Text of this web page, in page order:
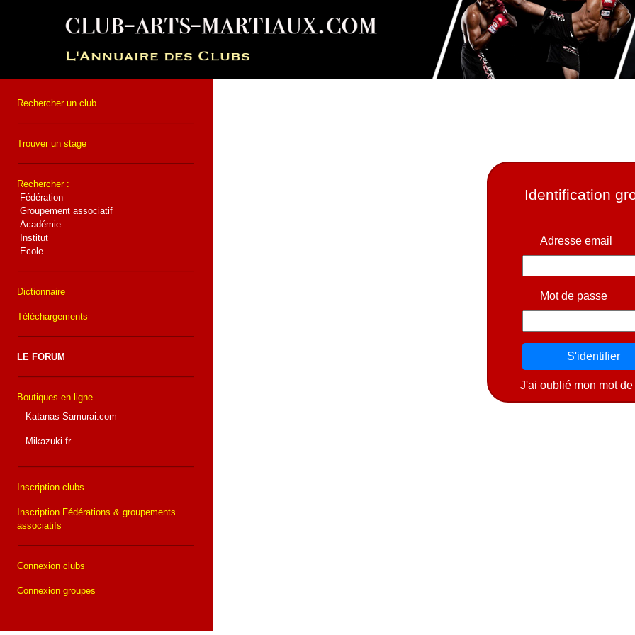
Rechercher un club
Trouver un stage
Rechercher :
Fédération
Groupement associatif
Académie
Institut
Ecole
Dictionnaire
Téléchargements
LE FORUM
Boutiques en ligne
Katanas-Samurai.com
Mikazuki.fr
Inscription clubs
Inscription Fédérations & groupements
associatifs
Connexion clubs
Connexion groupes
Identification
Adresse email
Mot de passe
J'ai oublié mon mot